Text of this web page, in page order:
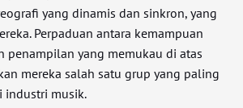
yang dinamis dan sinkron, yang
Perpaduan antara kemampuan
penampilan yang memukau di atas
mereka salah satu grup yang paling
musik.